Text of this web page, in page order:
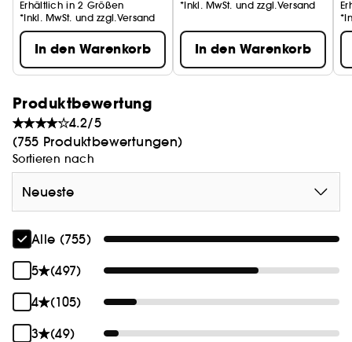
Erhältlich in 2 Größen
*Inkl. MwSt. und zzgl.Versand
In den Warenkorb
*Inkl. MwSt. und zzgl.Versand
In den Warenkorb
Produktbewertung
4.2/5
(755 Produktbewertungen)
Sortieren nach
Neueste
Alle (755)
5
(497)
4
(105)
3
(49)